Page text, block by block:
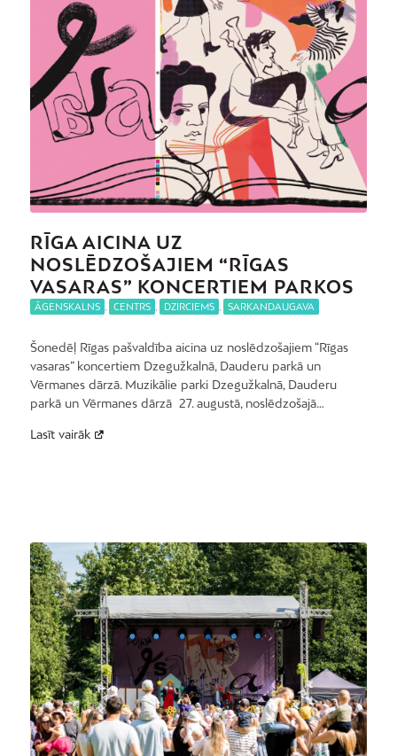
RĪGA AICINA UZ
NOSLĒDZOŠAJIEM “RĪGAS
VASARAS” KONCERTIEM PARKOS
ĀGENSKALNS CENTRS DZIRCIEMS SARKANDAUGAVA
Šonedēļ Rīgas pašvaldība aicina uz noslēdzošajiem “Rīgas
vasaras” koncertiem Dzegužkalnā, Dauderu parkā un
Vērmanes dārzā. Muzikālie parki Dzegužkalnā, Dauderu
parkā un Vērmanes dārzā 27. augustā, noslēdzošajā…
Lasīt vairāk